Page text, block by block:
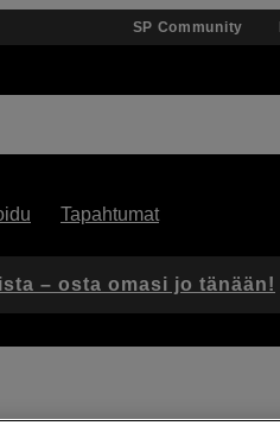
SP Community
Tapahtumat
– osta omasi jo tänään!